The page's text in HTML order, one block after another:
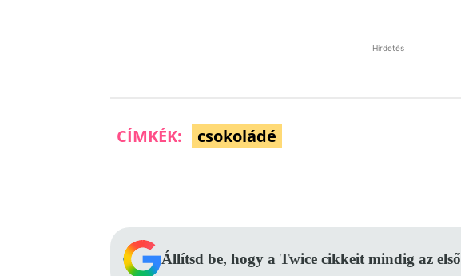
Hirdetés
CÍMKÉK: csokoládé
Állítsd be, hogy a Twice cikkeit mindig az